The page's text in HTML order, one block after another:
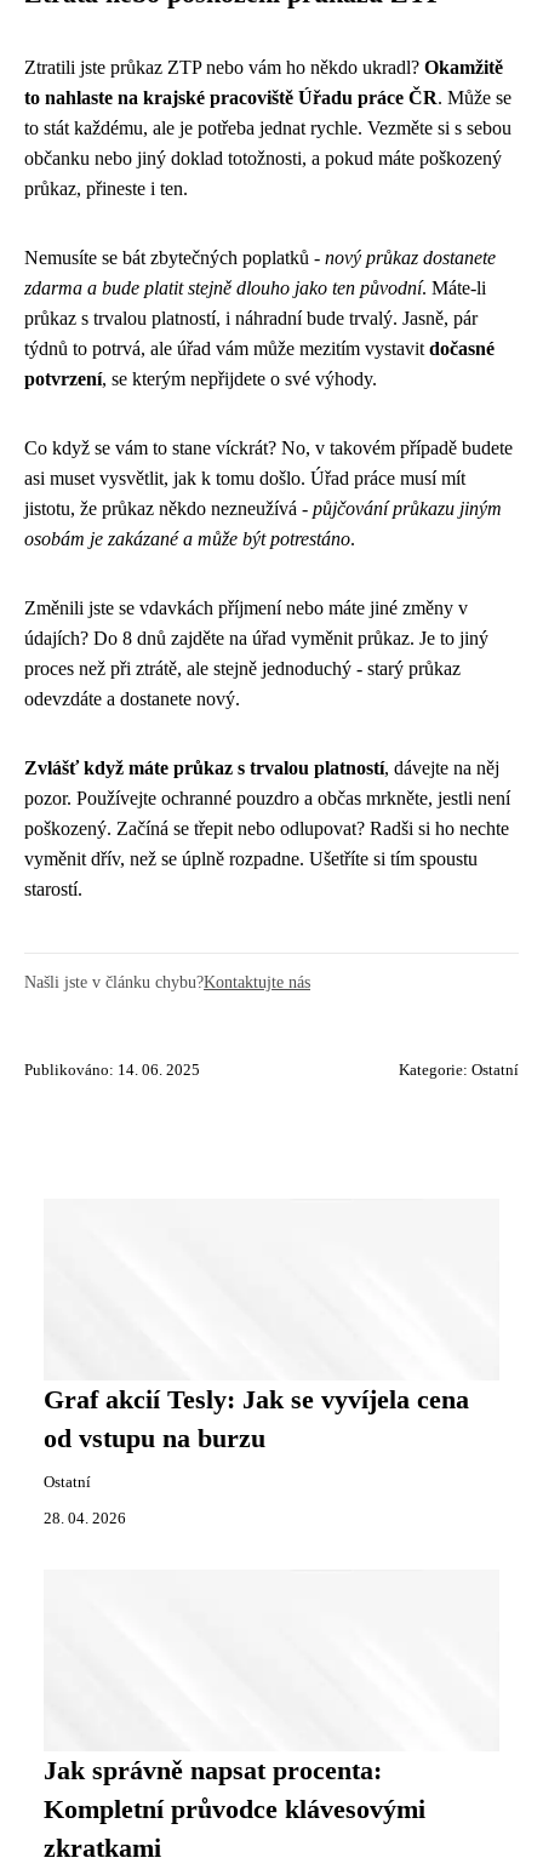
Ztratili jste průkaz ZTP nebo vám ho někdo ukradl? Okamžitě
to nahlaste na krajské pracoviště Úřadu práce ČR. Může se
to stát každému, ale je potřeba jednat rychle. Vezměte si s sebou
občanku nebo jiný doklad totožnosti, a pokud máte poškozený
průkaz, přineste i ten.
Nemusíte se bát zbytečných poplatků - nový průkaz dostanete
zdarma a bude platit stejně dlouho jako ten původní. Máte-li
průkaz s trvalou platností, i náhradní bude trvalý. Jasně, pár
týdnů to potrvá, ale úřad vám může mezitím vystavit dočasné
potvrzení, se kterým nepřijdete o své výhody.
Co když se vám to stane víckrát? No, v takovém případě budete
asi muset vysvětlit, jak k tomu došlo. Úřad práce musí mít
jistotu, že průkaz někdo nezneužívá - půjčování průkazu jiným
osobám je zakázané a může být potrestáno.
Změnili jste se vdavkách příjmení nebo máte jiné změny v
údajích? Do 8 dnů zajděte na úřad vyměnit průkaz. Je to jiný
proces než při ztrátě, ale stejně jednoduchý - starý průkaz
odevzdáte a dostanete nový.
Zvlášť když máte průkaz s trvalou platností, dávejte na něj
pozor. Používejte ochranné pouzdro a občas mrkněte, jestli není
poškozený. Začíná se třepit nebo odlupovat? Radši si ho nechte
vyměnit dřív, než se úplně rozpadne. Ušetříte si tím spoustu
starostí.
Našli jste v článku chybu?Kontaktujte nás
Publikováno: 14. 06. 2025 Kategorie: Ostatní
Graf akcií Tesly: Jak se vyvíjela cena
od vstupu na burzu
Ostatní
28. 04. 2026
Jak správně napsat procenta:
Kompletní průvodce klávesovými
zkratkami